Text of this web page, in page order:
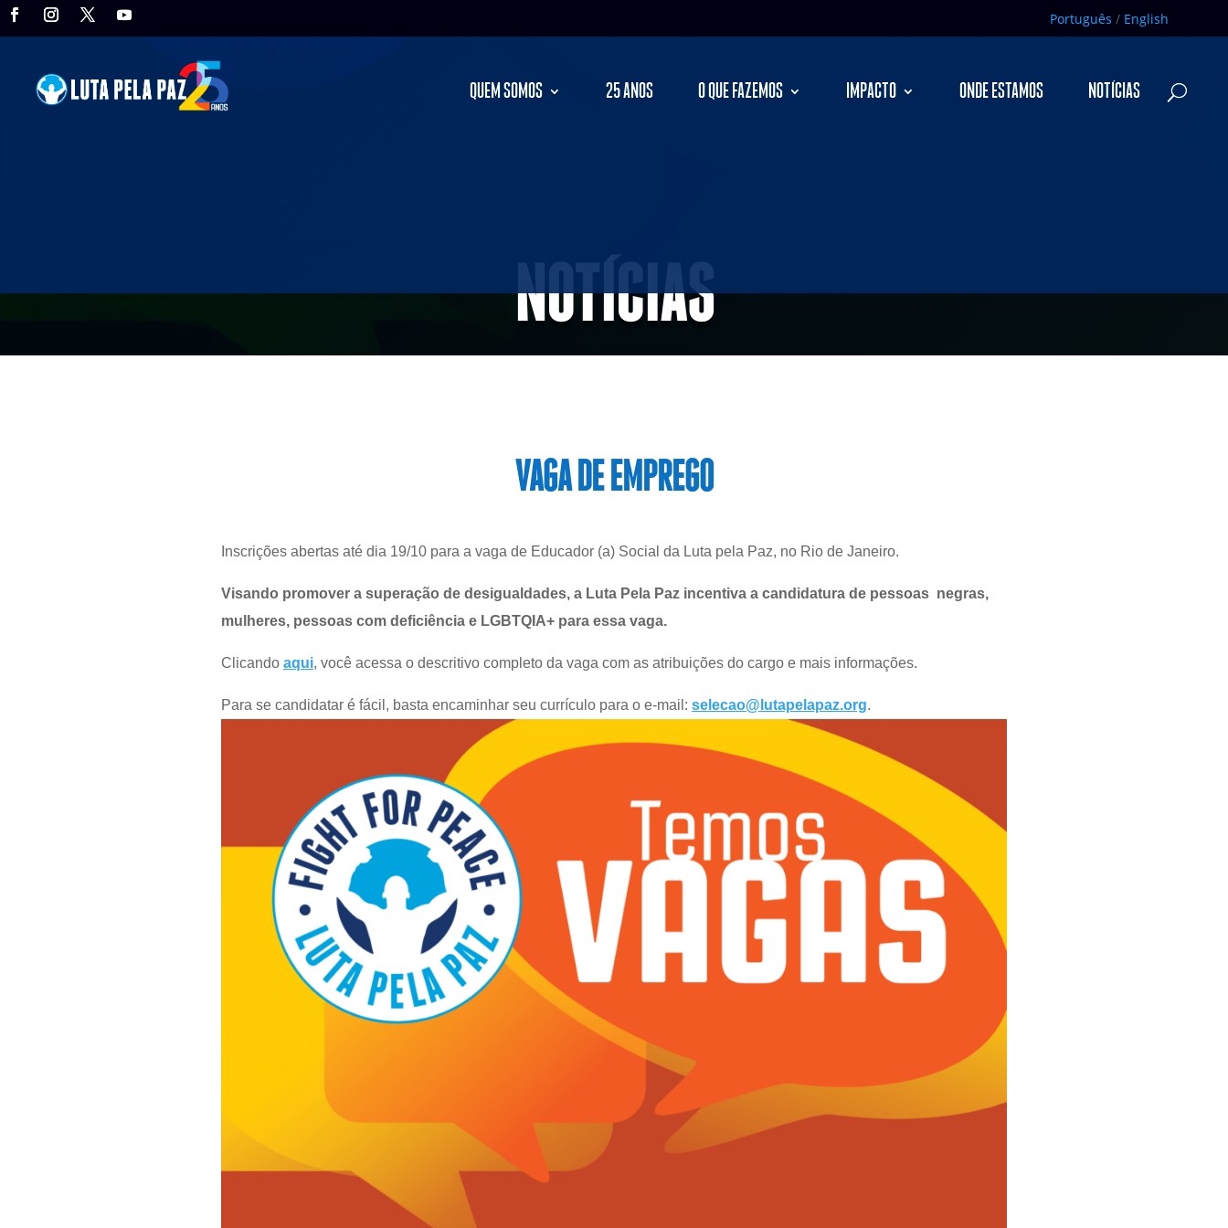
Português / English
QUEM SOMOS 25 ANOS O QUE FAZEMOS IMPACTO ONDE ESTAMOS NOTÍCIAS
NOTÍCIAS
VAGA DE EMPREGO
Inscrições abertas até dia 19/10 para a vaga de Educador (a) Social da Luta pela Paz, no Rio de Janeiro.
Visando promover a superação de desigualdades, a Luta Pela Paz incentiva a candidatura de pessoas negras,
mulheres, pessoas com deficiência e LGBTQIA+ para essa vaga.
Clicando aqui, você acessa o descritivo completo da vaga com as atribuições do cargo e mais informações.
Para se candidatar é fácil, basta encaminhar seu currículo para o e-mail: selecao@lutapelapaz.org.